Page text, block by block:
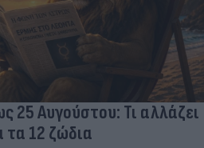
25 Αυγούστου: Τι αλλάζει
τα 12 ζώδια